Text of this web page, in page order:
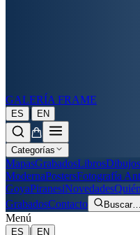
GALERÍA FRAME
ES | EN
Categorías
MapasGrabadosLibrosDibujos
ModernaPostersFotografía
GoyaPiranesiNovedades
GrabadosContacto Buscar…
Menú
ES |
EN